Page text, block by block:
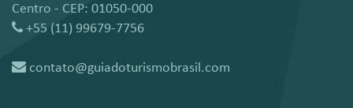
Centro - CEP: 01050-000
+55 (11) 99679-7756
contato@guiadoturismobrasil.com